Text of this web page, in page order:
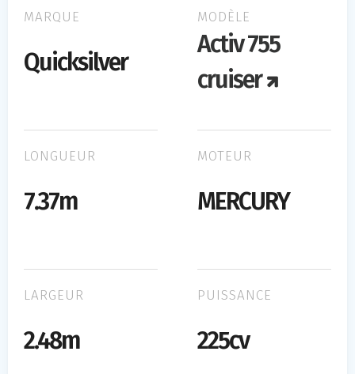
MARQUE
Quicksilver
MODÈLE
Activ 755
cruiser
LONGUEUR
7.37m
MOTEUR
MERCURY
LARGEUR
2.48m
PUISSANCE
225cv